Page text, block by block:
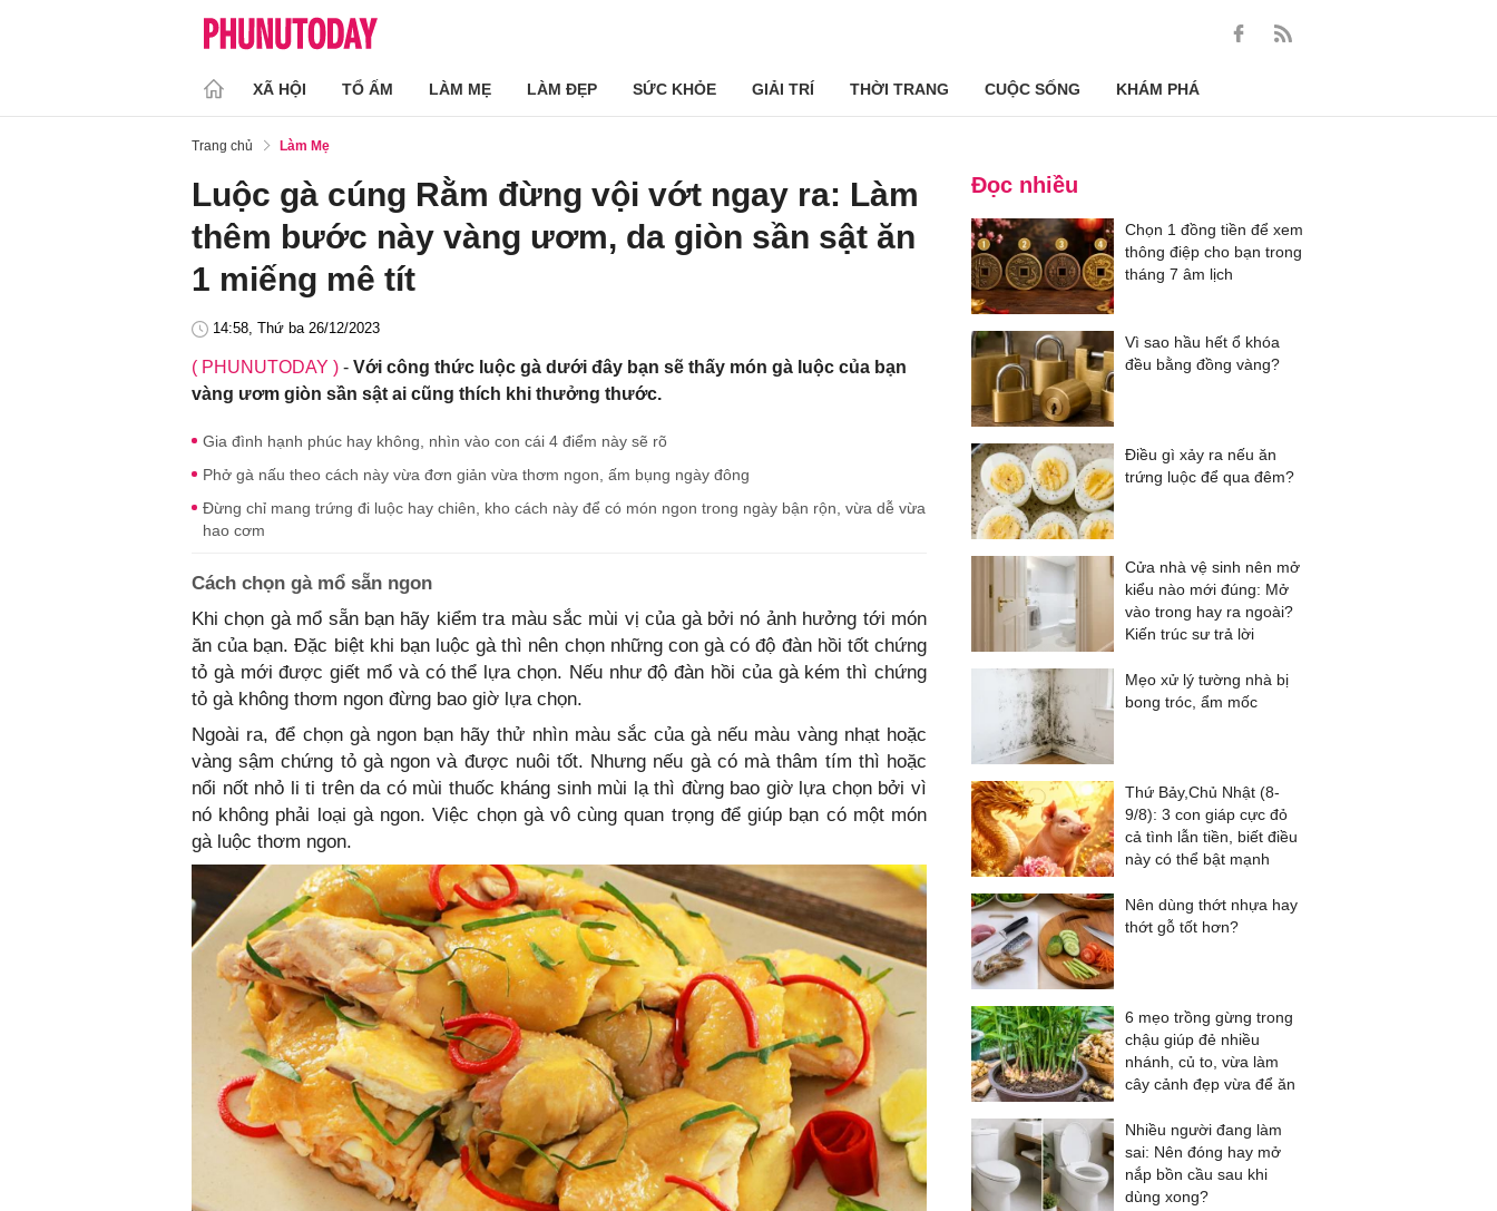
XÃ HỘI TỔ ẤM LÀM MẸ LÀM ĐẸP SỨC KHỎE GIẢI TRÍ THỜI TRANG CUỘC SỐNG KHÁM PHÁ
Trang chủ Làm Mẹ
Luộc gà cúng Rằm đừng vội vớt ngay ra: Làm
thêm bước này vàng ươm, da giòn sần sật ăn
1 miếng mê tít
14:58, Thứ ba 26/12/2023
( PHUNUTODAY ) - Với công thức luộc gà dưới đây bạn sẽ thấy món gà luộc của bạn
vàng ươm giòn sần sật ai cũng thích khi thưởng thước.
Gia đình hạnh phúc hay không, nhìn vào con cái 4 điểm này sẽ rõ
Phở gà nấu theo cách này vừa đơn giản vừa thơm ngon, ấm bụng ngày đông
Đừng chỉ mang trứng đi luộc hay chiên, kho cách này để có món ngon trong ngày bận rộn, vừa dễ vừa
hao cơm
Cách chọn gà mổ sẵn ngon
Khi chọn gà mổ sẵn bạn hãy kiểm tra màu sắc mùi vị của gà bởi nó ảnh hưởng tới món
ăn của bạn. Đặc biệt khi bạn luộc gà thì nên chọn những con gà có độ đàn hồi tốt chứng
tỏ gà mới được giết mổ và có thể lựa chọn. Nếu như độ đàn hồi của gà kém thì chứng
tỏ gà không thơm ngon đừng bao giờ lựa chọn.
Ngoài ra, để chọn gà ngon bạn hãy thử nhìn màu sắc của gà nếu màu vàng nhạt hoặc
vàng sậm chứng tỏ gà ngon và được nuôi tốt. Nhưng nếu gà có mà thâm tím thì hoặc
nổi nốt nhỏ li ti trên da có mùi thuốc kháng sinh mùi lạ thì đừng bao giờ lựa chọn bởi vì
nó không phải loại gà ngon. Việc chọn gà vô cùng quan trọng để giúp bạn có một món
gà luộc thơm ngon.
Đọc nhiều
Chọn 1 đồng tiền để xem
thông điệp cho bạn trong
tháng 7 âm lịch
Vì sao hầu hết ổ khóa
đều bằng đồng vàng?
Điều gì xảy ra nếu ăn
trứng luộc để qua đêm?
Cửa nhà vệ sinh nên mở
kiểu nào mới đúng: Mở
vào trong hay ra ngoài?
Kiến trúc sư trả lời
Mẹo xử lý tường nhà bị
bong tróc, ẩm mốc
Thứ Bảy,Chủ Nhật (8-
9/8): 3 con giáp cực đỏ
cả tình lẫn tiền, biết điều
này có thể bật mạnh
Nên dùng thớt nhựa hay
thớt gỗ tốt hơn?
6 mẹo trồng gừng trong
chậu giúp đẻ nhiều
nhánh, củ to, vừa làm
cây cảnh đẹp vừa để ăn
Nhiều người đang làm
sai: Nên đóng hay mở
nắp bồn cầu sau khi
dùng xong?